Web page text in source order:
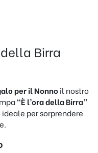
Birra
per il Nonnoil nostro
“È l’ora della Birra”
per sorprendere